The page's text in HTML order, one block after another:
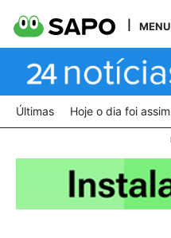
MENU
Últimas Hoje o dia foi assim